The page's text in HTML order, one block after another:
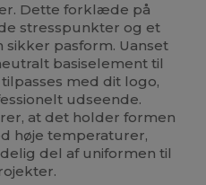
Dette forklæde på
stresspunkter og et
pasform. Uanset
basiselement til
med dit logo,
udseende.
at det holder formen
høje temperaturer,
del af uniformen til